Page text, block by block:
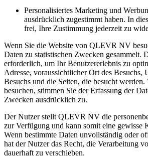
Personalisiertes Marketing und
ausdrücklich zugestimmt haben. In
frei, Ihre Zustimmung jederzeit zu
Wenn Sie die Website von QLEVR NV
Daten zu statistischen Zwecken gesammelt.
erforderlich, um Ihr Benutzererlebnis zu
Adresse, voraussichtlicher Ort des Besuchs,
Besuchs und die Seiten, die besucht werden.
besuchen, stimmen Sie der Erfassung der
Zwecken ausdrücklich zu.
Der Nutzer stellt QLEVR NV die
zur Verfügung und kann somit eine gewisse
Wenn bestimmte Daten unvollständig oder
hat der Nutzer das Recht, die Verarbeitung
dauerhaft zu verschieben.